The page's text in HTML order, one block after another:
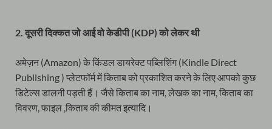
2. दूसरी दिक्कत जो आई वो केडीपी (KDP) को लेकर थी
अमेज़न (Amazon) के किंडल डायरेक्ट पब्लिशिंग (Kindle Direct
Publishing ) प्लेटफॉर्म में किताब को प्रकाशित करने के लिए आपको कुछ
डिटेल्स डालनी पड़ती हैं। जैसे किताब का नाम, लेखक का नाम, किताब का
विवरण, फाइल ,किताब की कीमत इत्यादि।